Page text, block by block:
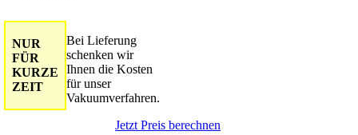
NUR
FÜR
KURZE
ZEIT
Bei Lieferung
schenken wir
Ihnen die Kosten
für unser
Vakuumverfahren.
Jetzt Preis berechnen